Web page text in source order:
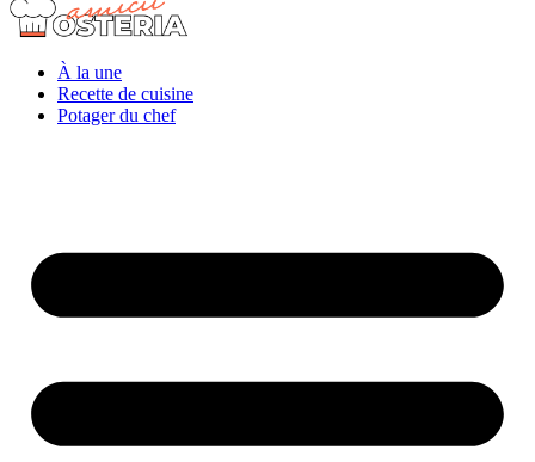
À la une
Recette de cuisine
Potager du chef